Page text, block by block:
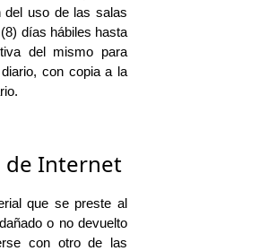
del uso de las salas
días hábiles hasta
del mismo para
con copia a la
de Internet
que se preste al
o no devuelto
con otro de las